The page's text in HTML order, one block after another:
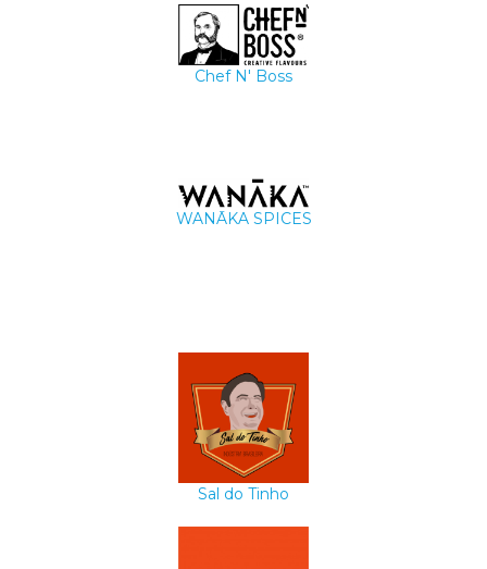
Chef N' Boss
WANĀKA SPICES
Sal do Tinho